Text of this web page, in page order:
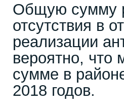
Общую сумму
отсутствия в
реализации
вероятно,
сумме в
2018 годов.